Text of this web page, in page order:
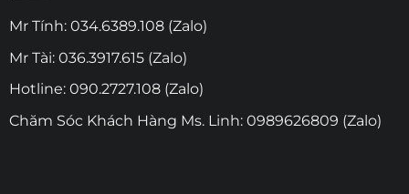
Mr Tính: 034.6389.108 (Zalo)
Mr Tài: 036.3917.615 (Zalo)
Hotline: 090.2727.108 (Zalo)
Chăm Sóc Khách Hàng Ms. Linh: 0989626809 (Zalo)